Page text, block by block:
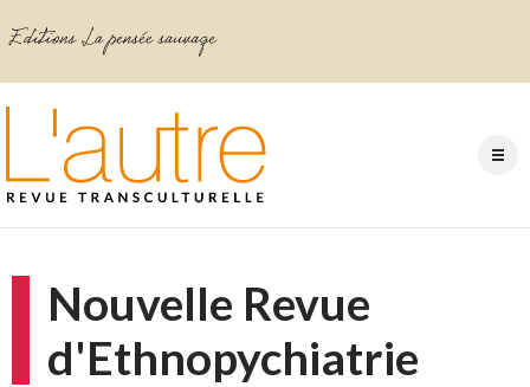
Nouvelle Revue
d'Ethnopychiatrie